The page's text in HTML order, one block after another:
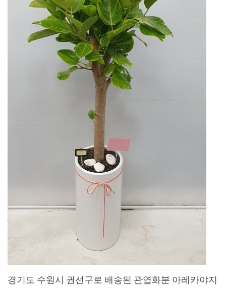
경기도 수원시 권선구로 배송된 관엽화분 아레카야지